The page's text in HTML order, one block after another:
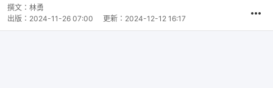
撰文： 林勇
出版： 2024-11-26 07:00 更新： 2024-12-12 16:17